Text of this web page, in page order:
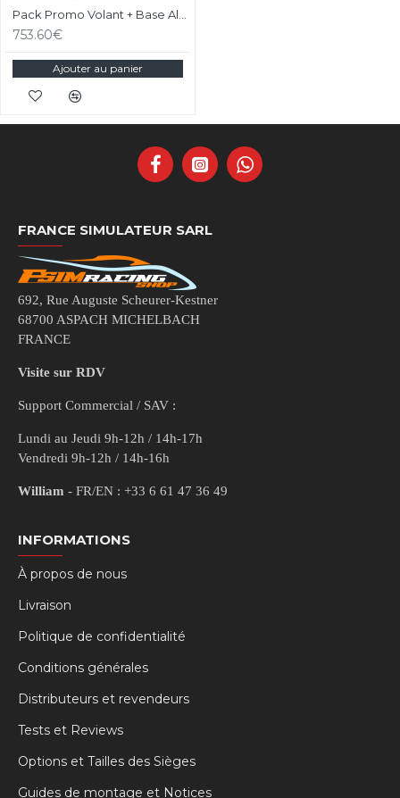
753.60€
Ajouter au panier
FRANCE SIMULATEUR SARL
692, Rue Auguste Scheurer-Kestner
68700 ASPACH MICHELBACH
FRANCE
Visite sur RDV
Support Commercial / SAV :
Lundi au Jeudi 9h-12h / 14h-17h
Vendredi 9h-12h / 14h-16h
William - FR/EN : +33 6 61 47 36 49
INFORMATIONS
À propos de nous
Livraison
Politique de confidentialité
Conditions générales
Distributeurs et revendeurs
Tests et Reviews
Options et Tailles des Sièges
Guides de montage et Notices